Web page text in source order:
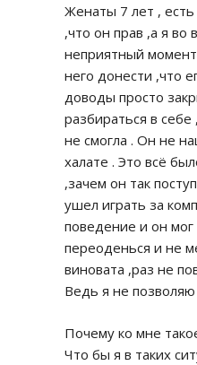
Женаты 7 лет ,
,что он прав ,а я во
неприятный
него донести ,что
доводы просто
разбираться в
не смогла . Он не
халате . Это всё
,зачем он так
ушел играть за
поведение и он мог
переоденься и не
виновата ,раз не
Ведь я не позволяю
Почему ко мне
Что бы я в таких